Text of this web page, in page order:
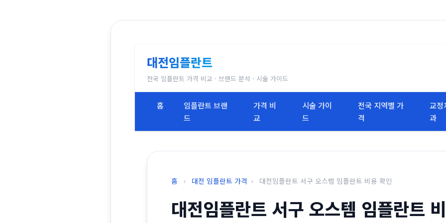
대전임플란트
전국 임플란트 가격 비교 · 브랜드 분석 · 시술 가이드
홈
임플란트 브랜
드
가격 비
교
시술 가이
드
전국 지역별 가
격
교정
과
홈 › 대전 임플란트 가격 › 대전임플란트 서구 오스템 임플란트 비용 확인
대전임플란트 서구 오스템 임플란트